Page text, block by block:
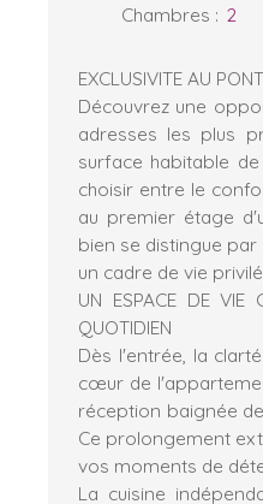
Chambres : 2
EXCLUSIVITE AU
Découvrez une
adresses les plus
surface habitable
choisir entre le
au premier étage
bien se distingue
un cadre de vie
UN ESPACE DE VIE
QUOTIDIEN
Dès l'entrée, la
cœur de
réception baignée
Ce prolongement
vos moments de
La cuisine